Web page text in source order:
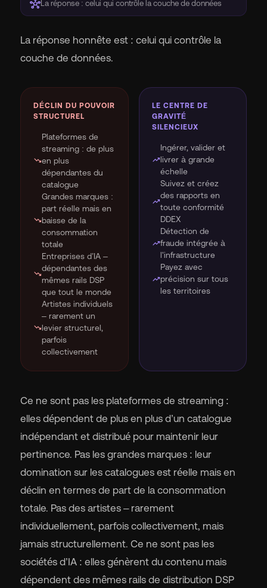
hubLa réponse : celui qui contrôle la couche de données
La réponse honnête est : celui qui contrôle la
couche de données.
DÉCLIN DU POUVOIR
STRUCTUREL
trending_down
Plateformes de
streaming : de plus
en plus
dépendantes du
catalogue
trending_down
Grandes marques :
part réelle mais en
baisse de la
consommation
totale
trending_down
Entreprises d’IA –
dépendantes des
mêmes rails DSP
que tout le monde
trending_down
Artistes individuels
– rarement un
levier structurel,
parfois
collectivement
LE CENTRE DE
GRAVITÉ
SILENCIEUX
trending_up
Ingérer, valider et
livrer à grande
échelle
trending_up
Suivez et créez
des rapports en
toute conformité
DDEX
trending_up
Détection de
fraude intégrée à
l'infrastructure
trending_up
Payez avec
précision sur tous
les territoires
Ce ne sont pas les plateformes de streaming :
elles dépendent de plus en plus d’un catalogue
indépendant et distribué pour maintenir leur
pertinence. Pas les grandes marques : leur
domination sur les catalogues est réelle mais en
déclin en termes de part de la consommation
totale. Pas des artistes – rarement
individuellement, parfois collectivement, mais
jamais structurellement. Ce ne sont pas les
sociétés d’IA : elles génèrent du contenu mais
dépendent des mêmes rails de distribution DSP